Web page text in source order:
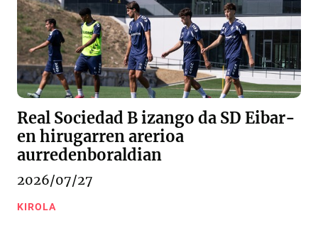
Real Sociedad B izango da SD Eibar-
en hirugarren arerioa
aurredenboraldian
2026/07/27
KIROLA